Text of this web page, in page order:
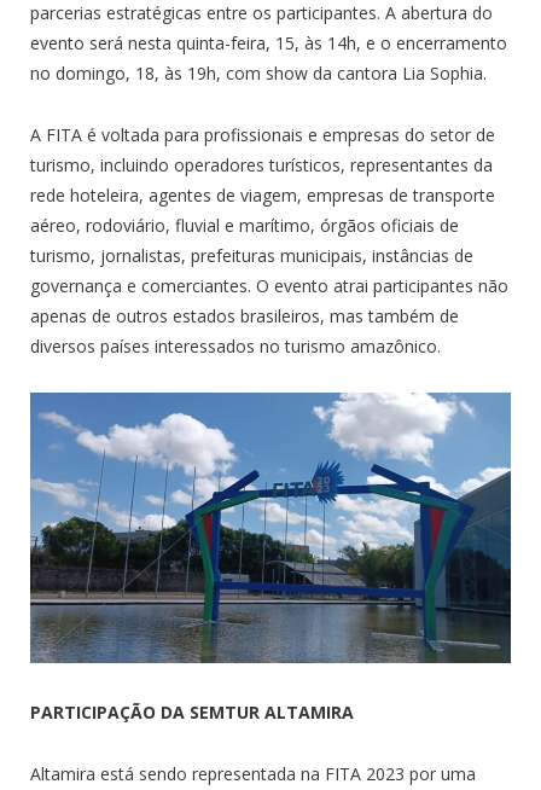
parcerias estratégicas entre os participantes. A abertura do
evento será nesta quinta-feira, 15, às 14h, e o encerramento
no domingo, 18, às 19h, com show da cantora Lia Sophia.
A FITA é voltada para profissionais e empresas do setor de
turismo, incluindo operadores turísticos, representantes da
rede hoteleira, agentes de viagem, empresas de transporte
aéreo, rodoviário, fluvial e marítimo, órgãos oficiais de
turismo, jornalistas, prefeituras municipais, instâncias de
governança e comerciantes. O evento atrai participantes não
apenas de outros estados brasileiros, mas também de
diversos países interessados no turismo amazônico.
PARTICIPAÇÃO DA SEMTUR ALTAMIRA
Altamira está sendo representada na FITA 2023 por uma